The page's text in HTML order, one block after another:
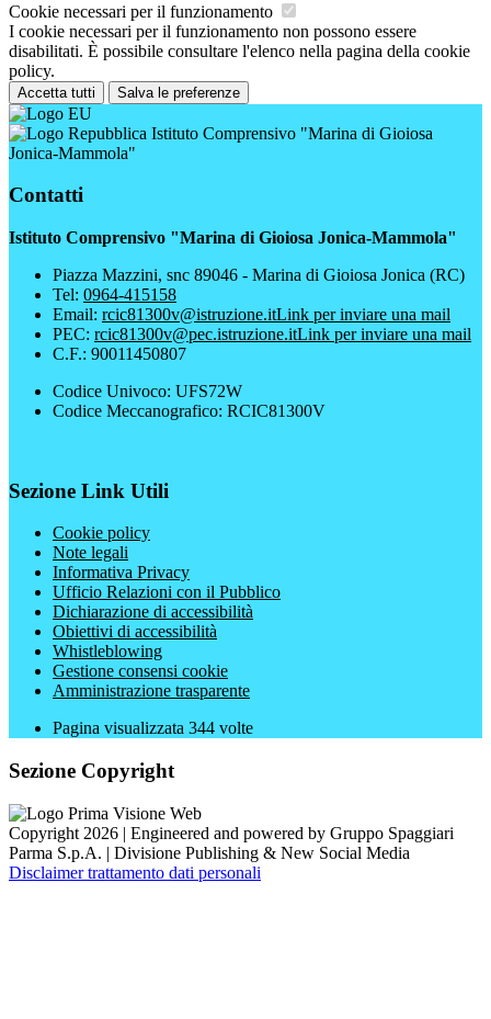
Cookie necessari per il funzionamento
I cookie necessari per il funzionamento non possono essere
disabilitati. È possibile consultare l'elenco nella pagina della cookie
policy.
Accetta tutti Salva le preferenze
Istituto Comprensivo "Marina di Gioiosa
Jonica-Mammola"
Contatti
Istituto Comprensivo "Marina di Gioiosa Jonica-Mammola"
Piazza Mazzini, snc 89046 - Marina di Gioiosa Jonica (RC)
Tel: 0964-415158
Email: rcic81300v@istruzione.itLink per inviare una mail
PEC: rcic81300v@pec.istruzione.itLink per inviare una mail
C.F.: 90011450807
Codice Univoco: UFS72W
Codice Meccanografico: RCIC81300V
Sezione Link Utili
Cookie policy
Note legali
Informativa Privacy
Ufficio Relazioni con il Pubblico
Dichiarazione di accessibilità
Obiettivi di accessibilità
Whistleblowing
Gestione consensi cookie
Amministrazione trasparente
Pagina visualizzata 344 volte
Sezione Copyright
Copyright 2026 | Engineered and powered by Gruppo Spaggiari
Parma S.p.A. | Divisione Publishing & New Social Media
Disclaimer trattamento dati personali